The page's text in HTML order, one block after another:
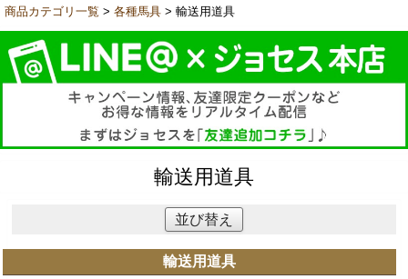
商品カテゴリ一覧 > 各種馬具 > 輸送用道具
輸送用道具
並び替え
輸送用道具